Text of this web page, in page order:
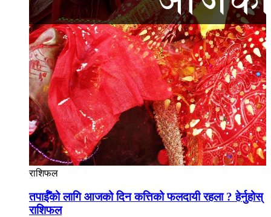
राशिफल
तपाईँको लागि आजको दिन कत्तिको फलदायी रहला ? हेर्नुहोस्
राशिफल